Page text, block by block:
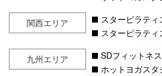
関西エリア
スターピラテ
スターピラテ
九州エリア
SDフィットネ
ホットヨガス